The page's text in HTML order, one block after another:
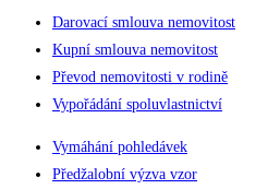
Darovací smlouva nemovitost
Kupní smlouva nemovitost
Převod nemovitosti v rodině
Vypořádání spoluvlastnictví
Vymáhání pohledávek
Předžalobní výzva vzor